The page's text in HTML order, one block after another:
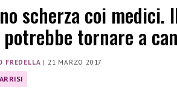
scherza coi medici.
potrebbe tornare a
FREDELLA | 21 MARZO 2017